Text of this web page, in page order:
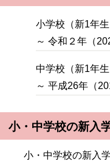
小学校（新1年
～ 令和２年（
中学校（新1年
～ 平成26年（
小・中学校の新入
小・中学校の新入